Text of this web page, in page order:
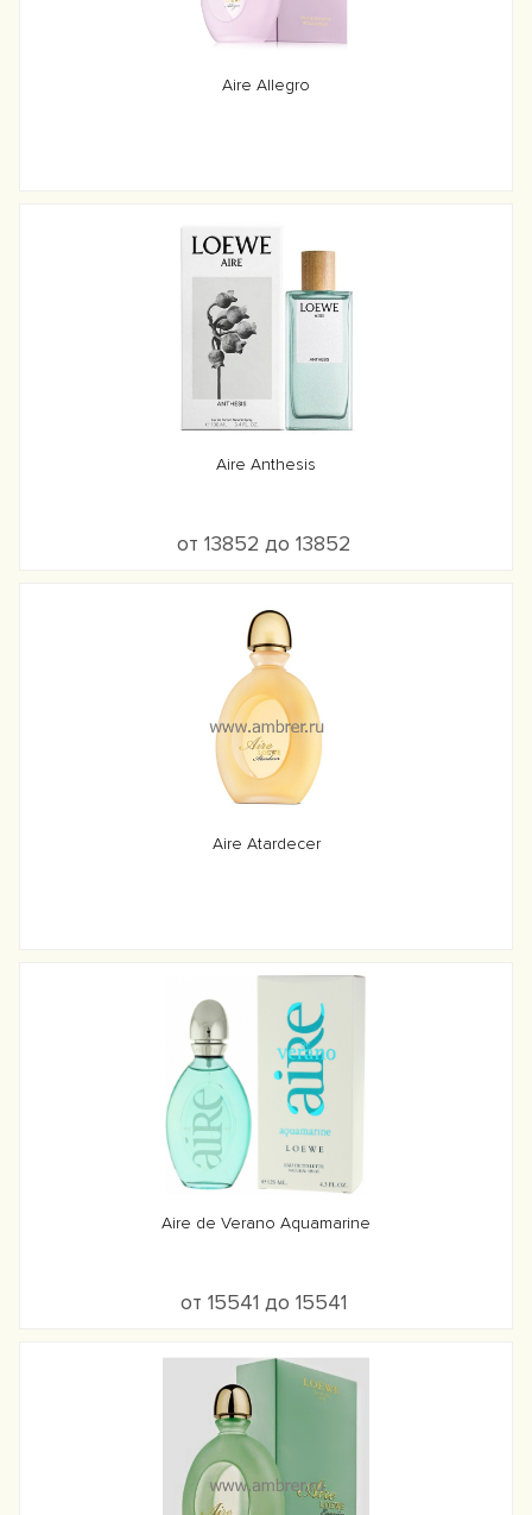
Aire Allegro
Aire Anthesis
от 13852 до 13852
Aire Atardecer
Aire de Verano Aquamarine
от 15541 до 15541